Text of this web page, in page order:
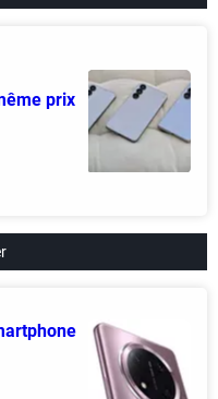
prix